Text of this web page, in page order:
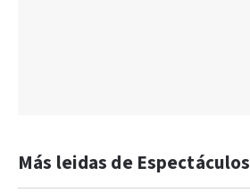
Más leidas de Espectáculos